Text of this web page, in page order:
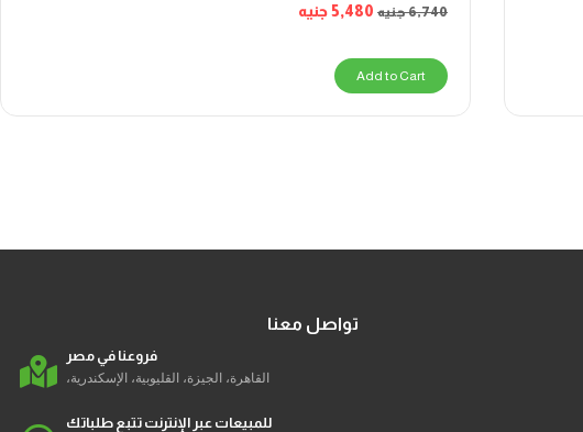
6,740جنيه 5,480جنيه
Add to Cart
تواصل معنا
فروعنا في مصر
القاهرة، الجيزة، القليوبية، الإسكندرية،
للمبيعات عبر الإنترنت تتبع طلباتك